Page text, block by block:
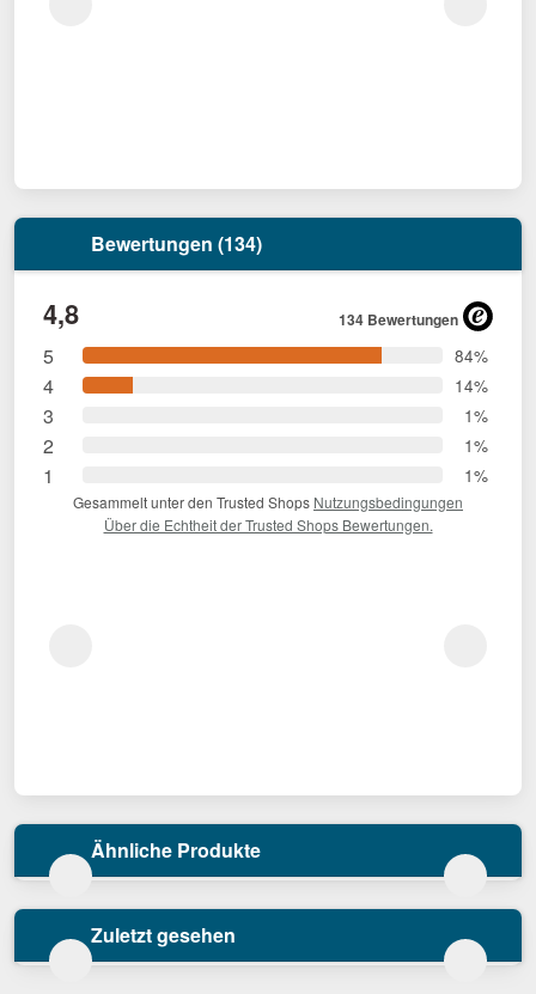
Bewertungen (134)
4,8 134 Bewertungen
5 84%
4 14%
3 1%
2 1%
1 1%
Gesammelt unter den Trusted Shops Nutzungsbedingungen
Über die Echtheit der Trusted Shops Bewertungen.
Ähnliche Produkte
Zuletzt gesehen